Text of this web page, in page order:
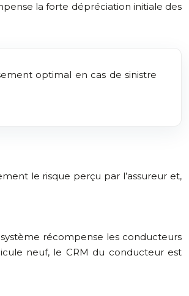
la forte dépréciation initiale des
optimal en cas de sinistre
le risque perçu par l’assureur et,
récompense les conducteurs
neuf, le CRM du conducteur est